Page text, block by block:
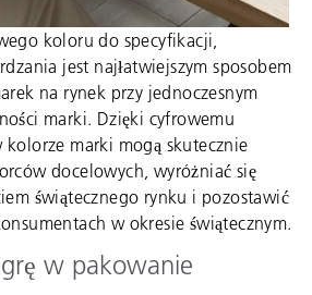
koloru do specyfikacji,
jest najłatwiejszym sposobem
na rynek przy jednoczesnym
marki. Dzięki cyfrowemu
kolorze marki mogą skutecznie
docelowych, wyróżniać się
świątecznego rynku i pozostawić
w okresie świątecznym.
w pakowanie